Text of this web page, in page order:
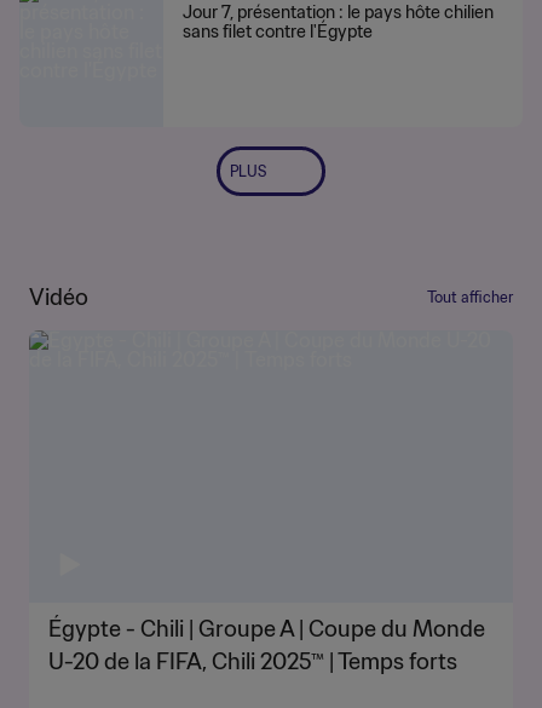
Jour 7, présentation : le pays hôte chilien
sans filet contre l'Égypte
PLUS
Vidéo Tout afficher
Égypte - Chili | Groupe A | Coupe du Monde
U-20 de la FIFA, Chili 2025™ | Temps forts